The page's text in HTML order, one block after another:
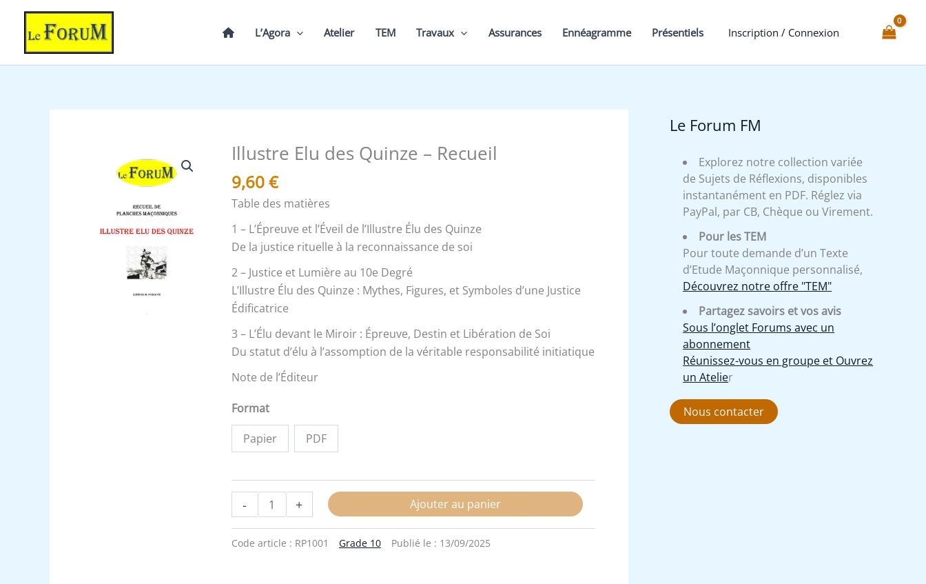
contenu
L’Agora Atelier TEM Travaux Assurances Ennéagramme Présentiels Inscription / Connexion
Illustre Elu des Quinze – Recueil
9,60€
Table des matières
1 – L’Épreuve et l’Éveil de l’Illustre Élu des Quinze
De la justice rituelle à la reconnaissance de soi
2 – Justice et Lumière au 10e Degré
L’Illustre Élu des Quinze : Mythes, Figures, et Symboles d’une Justice
Édificatrice
3 – L’Élu devant le Miroir : Épreuve, Destin et Libération de Soi
Du statut d’élu à l’assomption de la véritable responsabilité initiatique
Note de l’Éditeur
Format
Papier PDF
-
quantité
Illustre
Elu
des
Quinze
Recueil
+ Ajouter au panier
Code article : RP1001 Grade 10 Publié le : 13/09/2025
Le Forum FM
Explorez notre collection variée
de Sujets de Réflexions, disponibles
instantanément en PDF. Réglez via
PayPal, par CB, Chèque ou Virement.
Pour les TEM
Pour toute demande d’un Texte
d’Etude Maçonnique personnalisé,
Découvrez notre offre "TEM"
Partagez savoirs et vos avis
Sous l’onglet Forums avec un
abonnement
Réunissez-vous en groupe et Ouvrez
un Atelier
Nous contacter